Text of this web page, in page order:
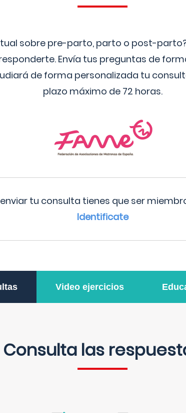
sobre pre-parto, parto o post-
Envía tus preguntas de
de forma personalizada tu
plazo máximo de 72 horas.
tu consulta tienes que ser miembro
Identificate
Video ejercicios
Consulta las